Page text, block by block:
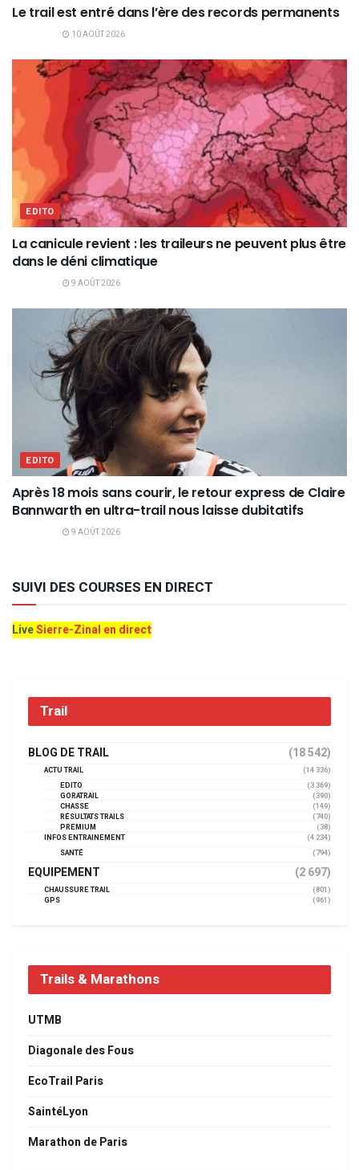
Le trail est entré dans l’ère des records permanents
10 AOÛT 2026
EDITO
La canicule revient : les traileurs ne peuvent plus être
dans le déni climatique
9 AOÛT 2026
EDITO
Après 18 mois sans courir, le retour express de Claire
Bannwarth en ultra-trail nous laisse dubitatifs
9 AOÛT 2026
SUIVI DES COURSES EN DIRECT
LiveSierre-Zinal en direct
Trail
BLOG DE TRAIL (18 542)
ACTU TRAIL
(14 336)
EDITO
(3 369)
GORATRAIL
(390)
CHASSE
(149)
RÉSULTATS TRAILS
(740)
PREMIUM
(38)
INFOS ENTRAINEMENT
(4 234)
SANTÉ
(794)
EQUIPEMENT (2 697)
CHAUSSURE TRAIL
(801)
GPS
(961)
Trails & Marathons
UTMB
Diagonale des Fous
EcoTrail Paris
SaintéLyon
Marathon de Paris